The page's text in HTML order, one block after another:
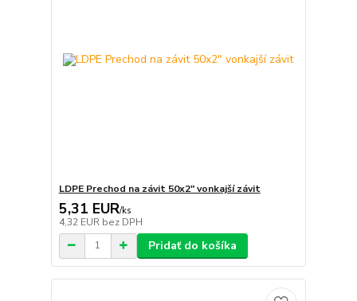
LDPE Prechod na závit 50x2" vonkajší závit
5,31 EUR/ks
4,32 EUR bez DPH
Pridať do košíka